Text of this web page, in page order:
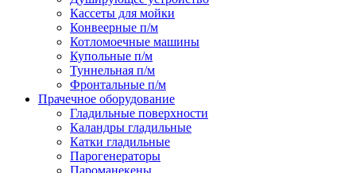
Кассеты для мойки
Конвеерные п/м
Котломоечные машины
Купольные п/м
Туннельная п/м
Фронтальные п/м
Прачечное оборудование
Гладильные поверхности
Каландры гладильные
Катки гладильные
Парогенераторы
Пароманекены